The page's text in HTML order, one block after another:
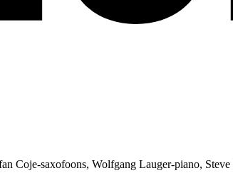
Coje-saxofoons, Wolfgang Lauger-piano,